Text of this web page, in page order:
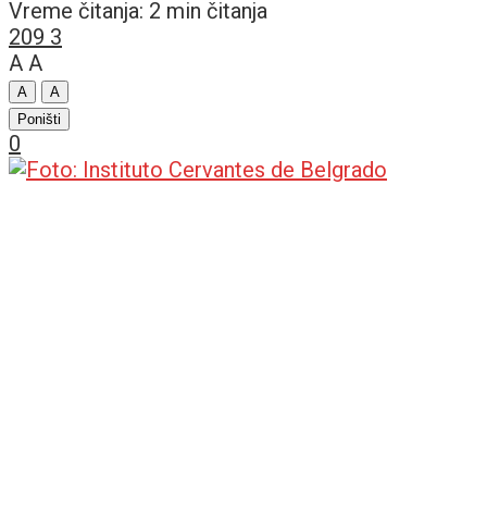
Vreme čitanja: 2 min čitanja
209 3
A A
A
A
Poništi
0